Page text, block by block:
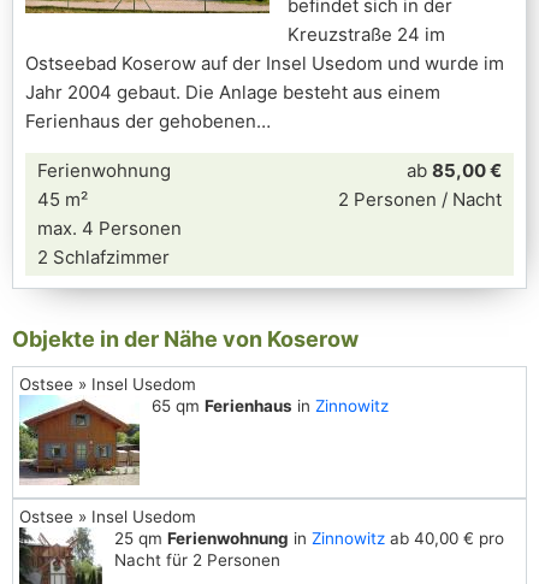
befindet sich in der
Kreuzstraße 24 im
Ostseebad Koserow auf der Insel Usedom und wurde im
Jahr 2004 gebaut. Die Anlage besteht aus einem
Ferienhaus der gehobenen
Ferienwohnung
45 m²
max. 4 Personen
2 Schlafzimmer
ab 85,00 €
2 Personen / Nacht
Objekte in der Nähe von Koserow
Ostsee » Insel Usedom
65 qm Ferienhaus in Zinnowitz
Ostsee » Insel Usedom
25 qm Ferienwohnung in Zinnowitz ab 40,00 € pro
Nacht für 2 Personen